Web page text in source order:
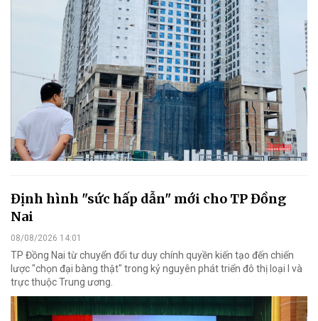
Định hình "sức hấp dẫn" mới cho TP Đồng
Nai
08/08/2026 14:01
TP Đồng Nai từ chuyển đổi tư duy chính quyền kiến tạo đến chiến
lược "chọn đại bàng thật" trong kỷ nguyên phát triển đô thị loại I và
trực thuộc Trung ương.